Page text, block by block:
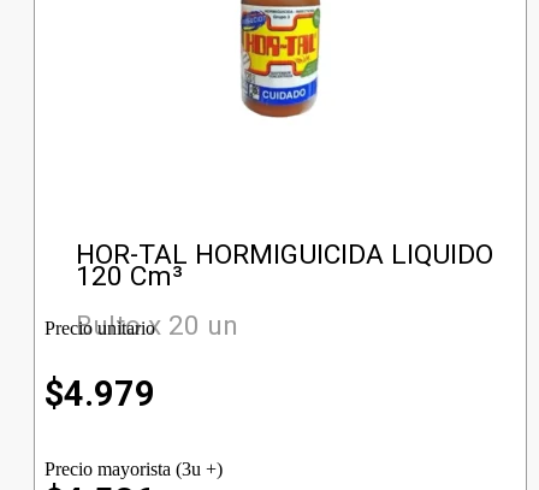
HOR-TAL HORMIGUICIDA LIQUIDO
120 Cm³
Bulto x 20 un
Precio unitario
$4.979
Precio mayorista (3u +)